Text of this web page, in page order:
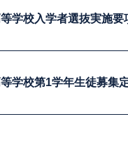
学校入学者選抜実施要
学校第1学年生徒募集